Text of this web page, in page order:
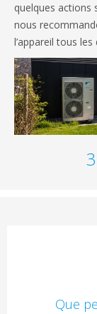
quelques actions
nous
l’appareil tous
Que